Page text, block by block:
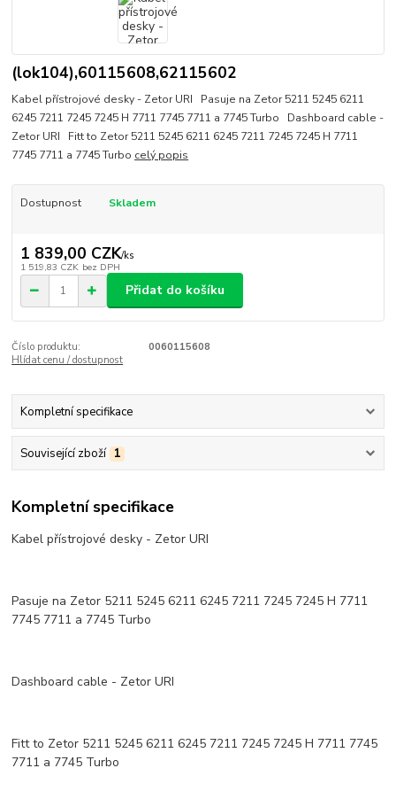
(lok104),60115608,62115602
Kabel přístrojové desky - Zetor URI Pasuje na Zetor 5211 5245 6211
6245 7211 7245 7245 H 7711 7745 7711 a 7745 Turbo Dashboard cable -
Zetor URI Fitt to Zetor 5211 5245 6211 6245 7211 7245 7245 H 7711
7745 7711 a 7745 Turbo celý popis
Dostupnost Skladem
1 839,00 CZK/ks
1 519,83 CZK bez DPH
Přidat do košíku
Číslo produktu:
0060115608
Hlídat cenu / dostupnost
Kompletní specifikace
Související zboží 1
Kompletní specifikace
Kabel přístrojové desky - Zetor URI
Pasuje na Zetor 5211 5245 6211 6245 7211 7245 7245 H 7711
7745 7711 a 7745 Turbo
Dashboard cable - Zetor URI
Fitt to Zetor 5211 5245 6211 6245 7211 7245 7245 H 7711 7745
7711 a 7745 Turbo